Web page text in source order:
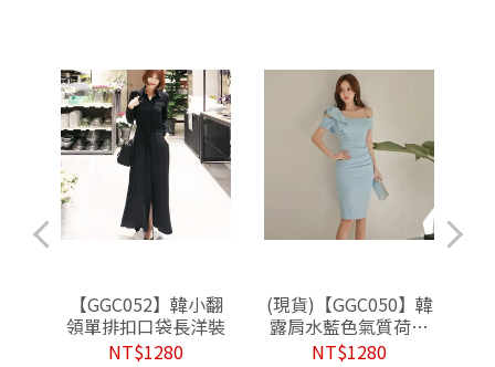
【GGC052】韓小翻
領單排扣口袋長洋裝
NT$1280
(現貨)【GGC050】韓
露肩水藍色氣質荷葉
邊合身小禮服洋裝
NT$1280